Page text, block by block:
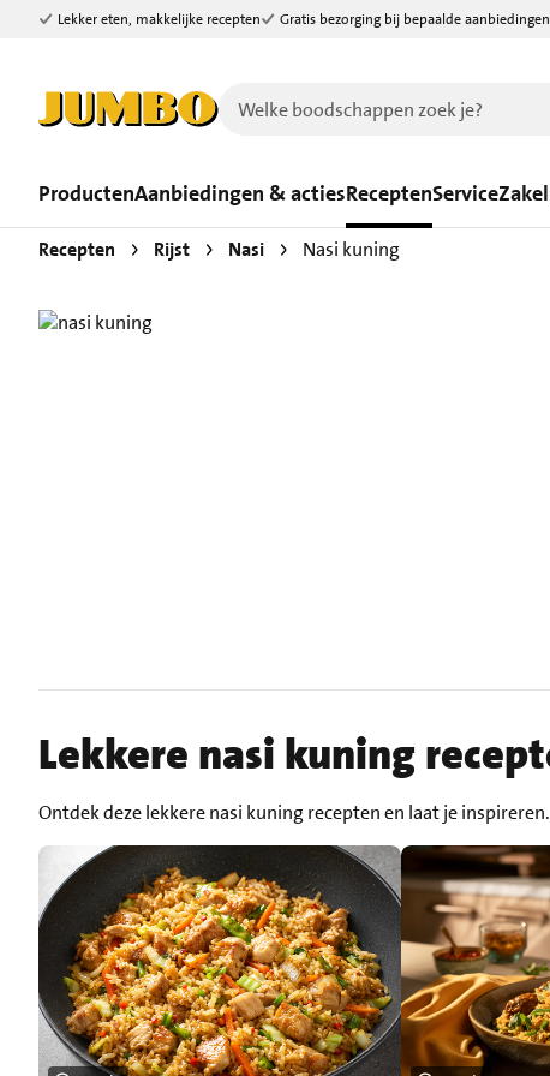
Ga naar zoeken
Ga naar hoofdinhoud
Lekker eten, makkelijke recepten Gratis bezorging bij bepaalde aanbiedingen
ProductenAanbiedingen & actiesReceptenService
Recepten Rijst Nasi Nasi kuning
Lekkere nasi kuning
Ontdek deze lekkere nasi kuning recepten en laat je inspireren.